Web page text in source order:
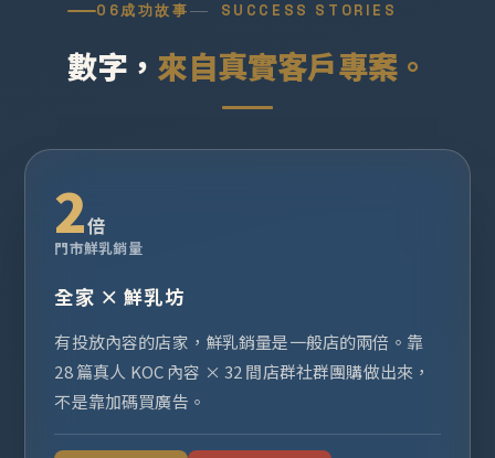
06成功故事 SUCCESS STORIES
數字， 來自真實客戶專案。
2倍
門市鮮乳銷量
全家 × 鮮乳坊
有投放內容的店家，鮮乳銷量是一般店的兩倍。靠
28 篇真人 KOC 內容 × 32 間店群社群團購做出來，
不是靠加碼買廣告。